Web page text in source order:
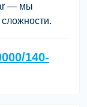
— мы
140-